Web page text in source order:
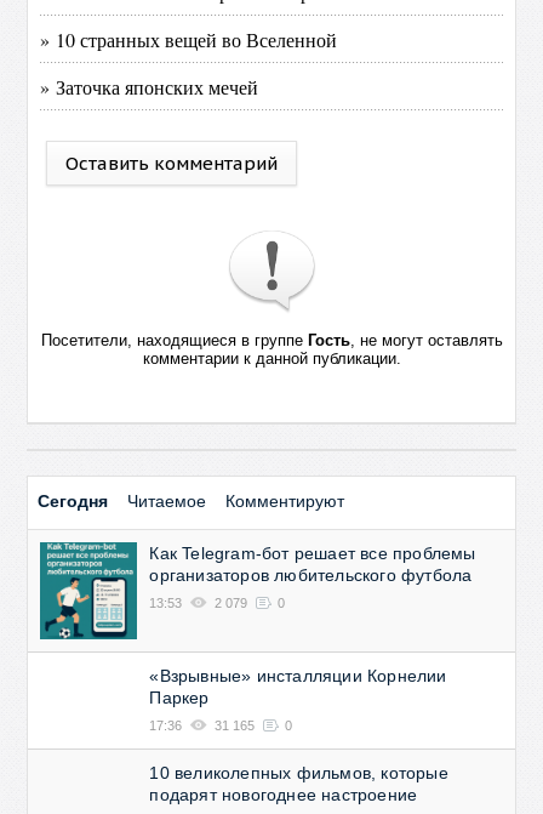
» 10 странных вещей во Вселенной
» Заточка японских мечей
Оставить комментарий
Посетители, находящиеся в группе Гость, не могут оставлять
комментарии к данной публикации.
Сегодня Читаемое Комментируют
Как Telegram-бот решает все проблемы
организаторов любительского футбола
13:53 2 079 0
«Взрывные» инсталляции Корнелии
Паркер
17:36 31 165 0
10 великолепных фильмов, которые
подарят новогоднее настроение